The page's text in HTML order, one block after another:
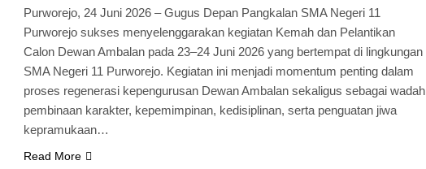
Purworejo, 24 Juni 2026 – Gugus Depan Pangkalan SMA Negeri 11
Purworejo sukses menyelenggarakan kegiatan Kemah dan Pelantikan
Calon Dewan Ambalan pada 23–24 Juni 2026 yang bertempat di lingkungan
SMA Negeri 11 Purworejo. Kegiatan ini menjadi momentum penting dalam
proses regenerasi kepengurusan Dewan Ambalan sekaligus sebagai wadah
pembinaan karakter, kepemimpinan, kedisiplinan, serta penguatan jiwa
kepramukaan…
Read More